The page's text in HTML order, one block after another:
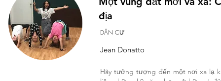
địa
DÂN CƯ
Jean Donatto
Hãy tưởng tượng đến một nơi xa lạ